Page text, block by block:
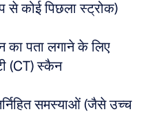
से कोई पिछला स्ट्रोक)
पता लगाने के लिए
(CT) स्कैन
समस्याओं (जैसे उच्च